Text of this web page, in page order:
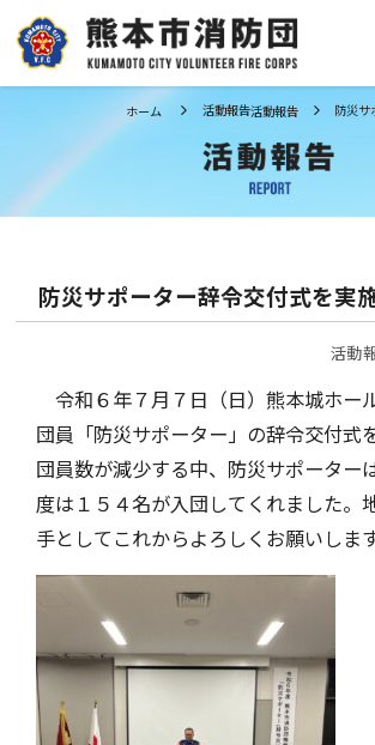
ホーム 活動報告活動報告
防災サポーター辞令交付式を実
活動
令和６年７月７日（日）熊本城ホー
団員「防災サポーター」の辞令交付式
団員数が減少する中、防災サポーター
度は１５４名が入団してくれました。
手としてこれからよろしくお願いします
消防団の紹介
組織・あゆみ
行事計画
活動報告
消防団員募集
消防団員になるには
処遇のご案内
会員専用
制度の紹介
Facebook
TikTok
X